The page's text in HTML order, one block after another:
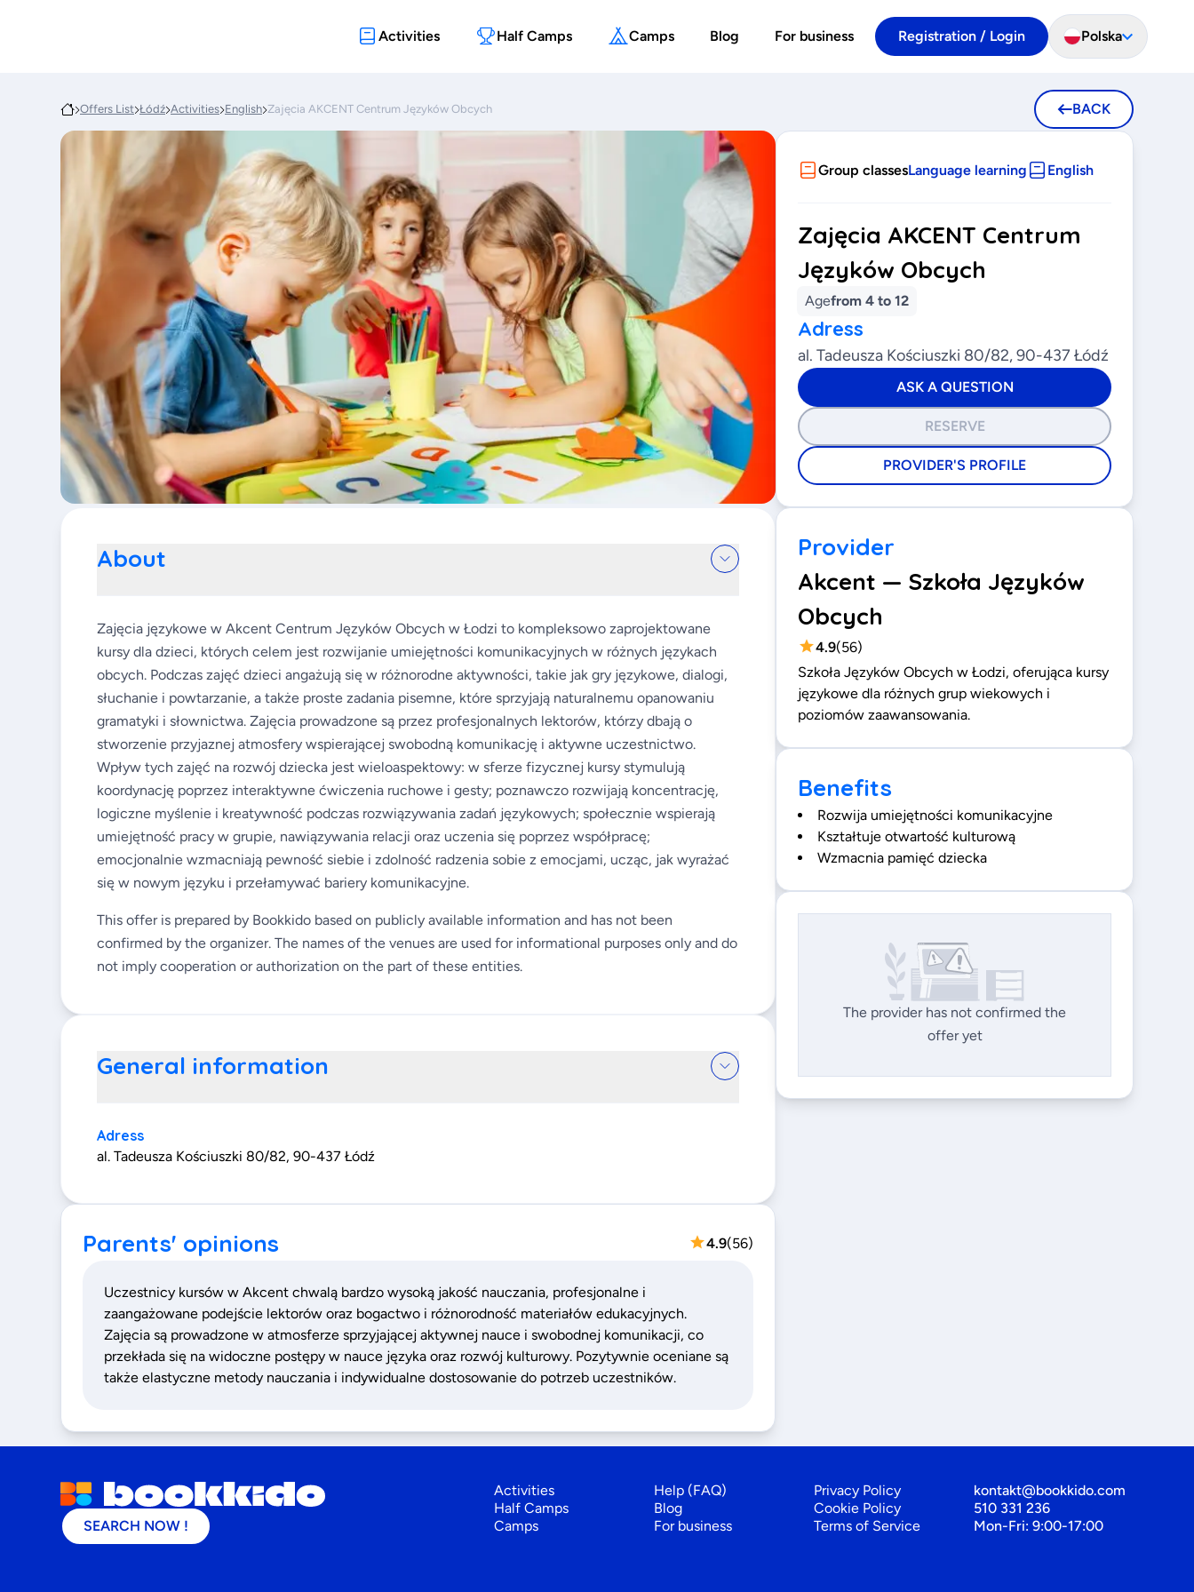
Activities Half Camps Camps Blog For business Registration / Login Polska
Offers List Łódź Activities English Zajęcia AKCENT Centrum Języków Obcych BACK
Group classesLanguage learning English
Zajęcia AKCENT Centrum
Języków Obcych
Agefrom 4 to 12
Adress
al. Tadeusza Kościuszki 80/82, 90-437 Łódź
ASK A QUESTION
RESERVE
PROVIDER'S PROFILE
About
Zajęcia językowe w Akcent Centrum Języków Obcych w Łodzi to kompleksowo zaprojektowane
kursy dla dzieci, których celem jest rozwijanie umiejętności komunikacyjnych w różnych językach
obcych. Podczas zajęć dzieci angażują się w różnorodne aktywności, takie jak gry językowe, dialogi,
słuchanie i powtarzanie, a także proste zadania pisemne, które sprzyjają naturalnemu opanowaniu
gramatyki i słownictwa. Zajęcia prowadzone są przez profesjonalnych lektorów, którzy dbają o
stworzenie przyjaznej atmosfery wspierającej swobodną komunikację i aktywne uczestnictwo.
Wpływ tych zajęć na rozwój dziecka jest wieloaspektowy: w sferze fizycznej kursy stymulują
koordynację poprzez interaktywne ćwiczenia ruchowe i gesty; poznawczo rozwijają koncentrację,
logiczne myślenie i kreatywność podczas rozwiązywania zadań językowych; społecznie wspierają
umiejętność pracy w grupie, nawiązywania relacji oraz uczenia się poprzez współpracę;
emocjonalnie wzmacniają pewność siebie i zdolność radzenia sobie z emocjami, ucząc, jak wyrażać
się w nowym języku i przełamywać bariery komunikacyjne.
This offer is prepared by Bookkido based on publicly available information and has not been
confirmed by the organizer. The names of the venues are used for informational purposes only and do
not imply cooperation or authorization on the part of these entities.
General information
Adress
al. Tadeusza Kościuszki 80/82, 90-437 Łódź
Parents' opinions 4.9(56)
Uczestnicy kursów w Akcent chwalą bardzo wysoką jakość nauczania, profesjonalne i
zaangażowane podejście lektorów oraz bogactwo i różnorodność materiałów edukacyjnych.
Zajęcia są prowadzone w atmosferze sprzyjającej aktywnej nauce i swobodnej komunikacji, co
przekłada się na widoczne postępy w nauce języka oraz rozwój kulturowy. Pozytywnie oceniane są
także elastyczne metody nauczania i indywidualne dostosowanie do potrzeb uczestników.
Provider
Akcent — Szkoła Języków
Obcych
4.9(56)
Szkoła Języków Obcych w Łodzi, oferująca kursy
językowe dla różnych grup wiekowych i
poziomów zaawansowania.
Benefits
Rozwija umiejętności komunikacyjne
Kształtuje otwartość kulturową
Wzmacnia pamięć dziecka
The provider has not confirmed the
offer yet
SEARCH NOW !
Activities
Half Camps
Camps
Help (FAQ)
Blog
For business
Privacy Policy
Cookie Policy
Terms of Service
kontakt@bookkido.com
510 331 236
Mon-Fri: 9:00-17:00